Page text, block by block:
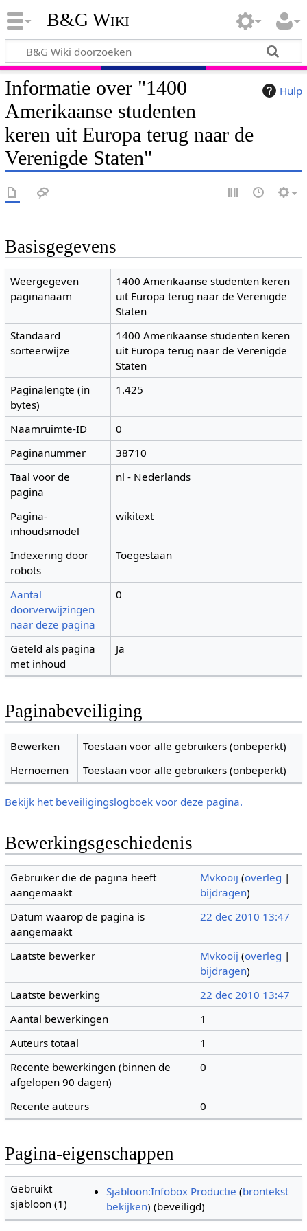
B&G Wiki
Hulp
Informatie over "1400
Amerikaanse studenten
keren uit Europa terug naar de
Verenigde Staten"
Basisgegevens
Weergegeven
paginanaam
1400 Amerikaanse studenten keren
uit Europa terug naar de Verenigde
Staten
Standaard
sorteerwijze
1400 Amerikaanse studenten keren
uit Europa terug naar de Verenigde
Staten
Paginalengte (in
bytes)
1.425
Naamruimte-ID
0
Paginanummer
38710
Taal voor de
pagina
nl - Nederlands
Pagina-
inhoudsmodel
wikitext
Indexering door
robots
Toegestaan
Aantal
doorverwijzingen
naar deze pagina
0
Geteld als pagina
met inhoud
Ja
Paginabeveiliging
Bewerken
Toestaan voor alle gebruikers (onbeperkt)
Hernoemen
Toestaan voor alle gebruikers (onbeperkt)
Bekijk het beveiligingslogboek voor deze pagina.
Bewerkingsgeschiedenis
Gebruiker die de pagina heeft
aangemaakt
Mvkooij (overleg |
bijdragen)
Datum waarop de pagina is
aangemaakt
22 dec 2010 13:47
Laatste bewerker Mvkooij (overleg |
bijdragen)
Laatste bewerking
22 dec 2010 13:47
Aantal bewerkingen
1
Auteurs totaal
1
Recente bewerkingen (binnen de
afgelopen 90 dagen)
0
Recente auteurs 0
Pagina-eigenschappen
Gebruikt
sjabloon (1)
Sjabloon:Infobox Productie (brontekst
bekijken) (beveiligd)